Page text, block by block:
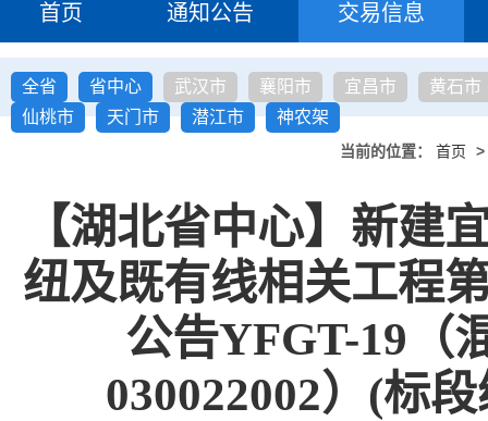
首页 通知公告 交易信息
全省 省中心 武汉市 襄阳市 宜昌市
黄石市
仙桃市
天门市 潜江市 神农架
当前的位置： 首页 >
【湖北省中心】新建
纽及既有线相关工程
公告YFGT-19（
030022002）(标